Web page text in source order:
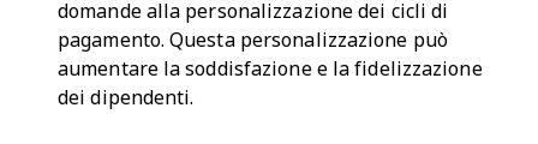
domande alla personalizzazione dei cicli di
pagamento. Questa personalizzazione può
aumentare la soddisfazione e la fidelizzazione
dei dipendenti.